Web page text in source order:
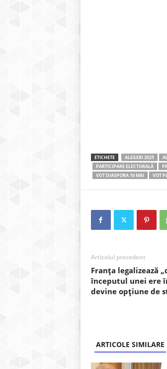
ETICHETE ALEGERI 2025
PARTICIPARE ELECTORALĂ
VOT DIASPORA 16 MAI
VOT
Articolul precedent
Franța legalizează
începutul unei ere
devine opțiune de
ARTICOLE SIMILARE